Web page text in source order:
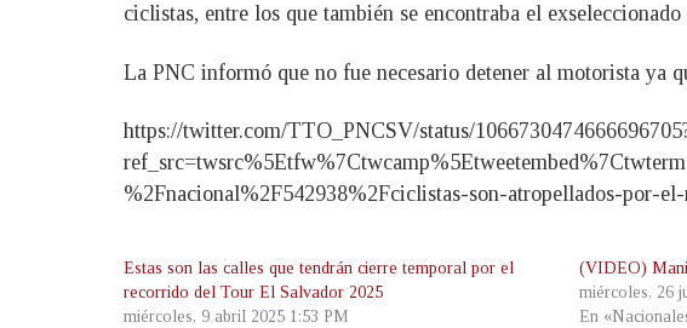
ciclistas, entre los que también se encontraba el
La PNC informó que no fue necesario detener al motorista ya
https://twitter.com/TTO_PNCSV/status/
%2Fnacional%2F542938%2Fciclistas-son-atropellados-por-
Estas son las calles que tendrán cierre temporal por el
recorrido del Tour El Salvador 2025
miércoles, 9 abril 2025 1:53 PM
(VIDEO)
miércoles, 26
En